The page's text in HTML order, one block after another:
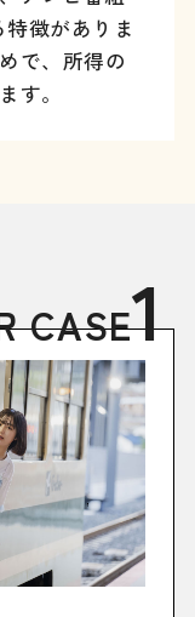
徴がありま
で、所得の
す。
CASE1